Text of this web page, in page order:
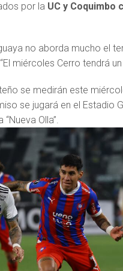
por la UC y Coquimbo
no aborda mucho el
miércoles Cerro tendrá
se medirán este
se jugará en el Estadio
Olla”.